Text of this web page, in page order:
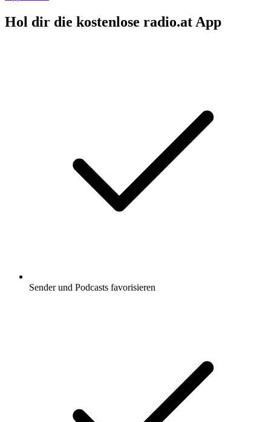
Hol dir die kostenlose radio.at App
Sender und Podcasts favorisieren